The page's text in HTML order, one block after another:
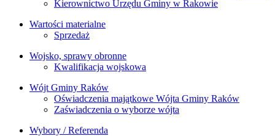
Kierownictwo Urzędu Gminy w Rakowie
Wartości materialne
Sprzedaż
Wojsko, sprawy obronne
Kwalifikacja wojskowa
Wójt Gminy Raków
Oświadczenia majątkowe Wójta Gminy Raków
Zaświadczenia o wyborze wójta
Wybory / Referenda